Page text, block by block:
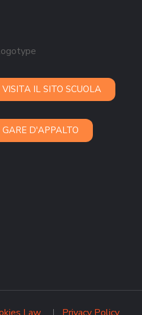
VISITA IL SITO SCUOLA
GARE D'APPALTO